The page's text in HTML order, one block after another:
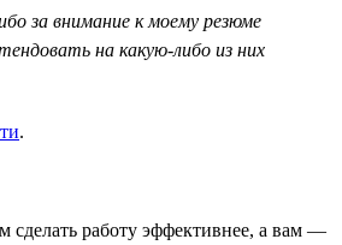
за внимание к моему резюме
на какую-либо из них
.
работу эффективнее, а вам —